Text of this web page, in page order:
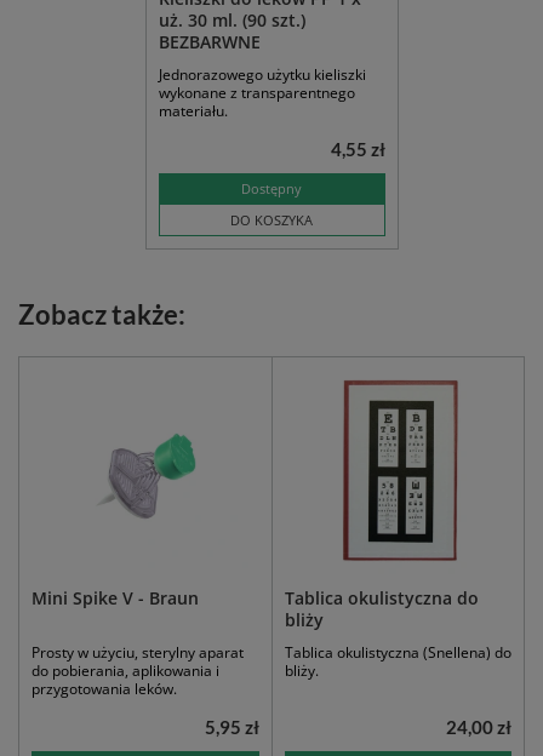
uż. 30 ml. (90 szt.)
BEZBARWNE
Jednorazowego użytku kieliszki
wykonane z transparentnego
materiału.
Dostępny
DO KOSZYKA
4,55 zł
Zobacz także:
Mini Spike V - Braun
Prosty w użyciu, sterylny aparat
do pobierania, aplikowania i
przygotowania leków.
5,95 zł
Tablica okulistyczna do
bliży
Tablica okulistyczna (Snellena) do
bliży.
24,00 zł